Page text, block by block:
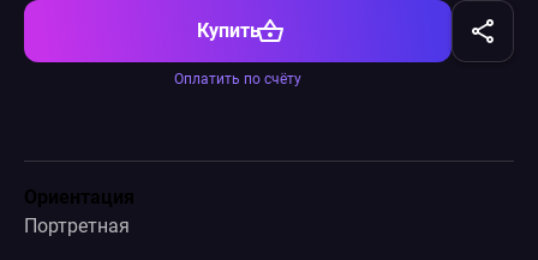
Купить
Оплатить по счёту
Ориентация
Портретная